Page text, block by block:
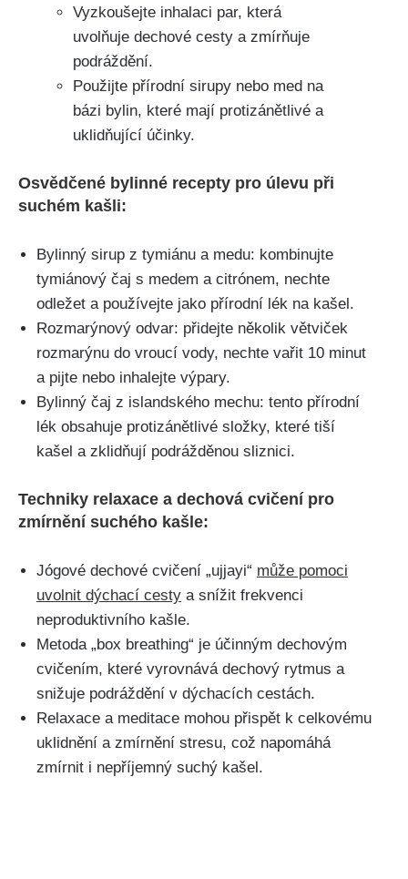
Vyzkoušejte inhalaci par,⁢ která
uvolňuje dechové cesty a​ zmírňuje
podráždění.
Použijte přírodní ‍sirupy nebo med na
bázi bylin, které mají protizánětlivé a
uklidňující účinky.
Osvědčené bylinné recepty pro úlevu​ při
suchém kašli:
Bylinný sirup z⁤ tymiánu a medu: kombinujte
tymiánový čaj ​s medem‍ a citrónem, ‍nechte
odležet a používejte⁢ jako přírodní ⁢lék na kašel.
Rozmarýnový odvar: přidejte několik větviček ​
rozmarýnu do vroucí vody, nechte vařit 10 ​minut
a pijte nebo inhalejte výpary.
Bylinný⁢ čaj z‌ islandského ‌mechu: tento přírodní
lék obsahuje protizánětlivé⁣ složky,​ které tiší
kašel a ‍zklidňují podrážděnou sliznici.
Techniky relaxace a dechová cvičení pro
zmírnění⁢ suchého kašle:
Jógové dechové cvičení „ujjayi“ může pomoci
uvolnit dýchací cesty a snížit frekvenci
neproduktivního kašle.
Metoda „box breathing“ je účinným dechovým
cvičením,‌ které ‍vyrovnává dechový rytmus a
⁢snižuje podráždění v dýchacích cestách.
Relaxace a meditace mohou přispět‍ k celkovému
uklidnění a zmírnění stresu, což napomáhá
zmírnit i nepříjemný suchý‍ kašel.